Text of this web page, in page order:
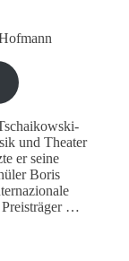
und Theater
er seine
Boris
Preisträger …